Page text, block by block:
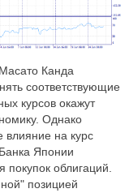
Канда
соответствующие
курсов окажут
Однако
на курс
Японии
облигаций.
позицией